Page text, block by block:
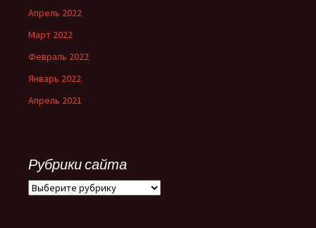
Апрель 2022
Март 2022
Февраль 2022
Январь 2022
Апрель 2021
Рубрики сайта
Рубрики